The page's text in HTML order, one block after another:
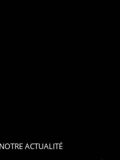
ACTUALITÉ